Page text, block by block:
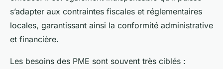
s’adapter aux contraintes fiscales et réglementaires
locales, garantissant ainsi la conformité administrative
et financière.
Les besoins des PME sont souvent très ciblés :